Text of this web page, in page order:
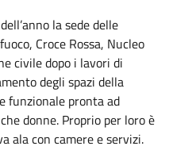
la sede delle
Croce Rossa, Nucleo
civile dopo i lavori di
degli spazi della
funzionale pronta ad
donne. Proprio per loro è
ala con camere e servizi.